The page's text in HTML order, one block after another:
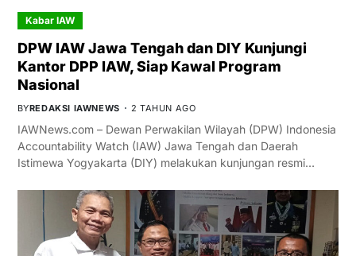
Kabar IAW
DPW IAW Jawa Tengah dan DIY Kunjungi
Kantor DPP IAW, Siap Kawal Program
Nasional
BYREDAKSI IAWNEWS 2 TAHUN AGO
IAWNews.com – Dewan Perwakilan Wilayah (DPW) Indonesia
Accountability Watch (IAW) Jawa Tengah dan Daerah
Istimewa Yogyakarta (DIY) melakukan kunjungan resmi…